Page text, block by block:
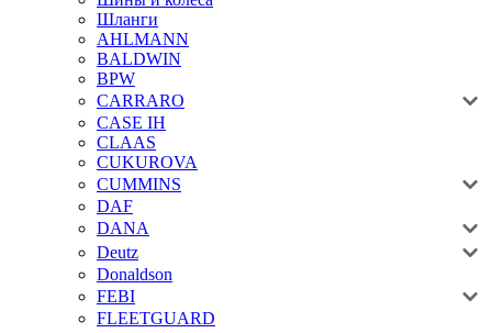
Шланги
AHLMANN
BALDWIN
BPW
CARRARO
CASE IH
CLAAS
CUKUROVA
CUMMINS
DAF
DANA
Deutz
Donaldson
FEBI
FLEETGUARD